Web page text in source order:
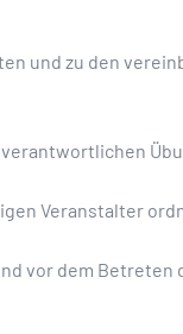
und zu den
Veranstalter
vor dem